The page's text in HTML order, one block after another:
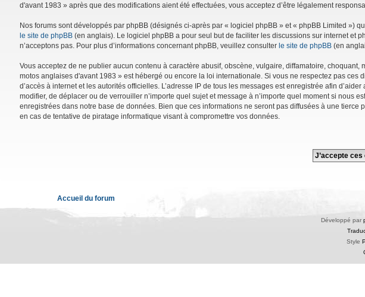
d'avant 1983 » après que des modifications aient été effectuées, vous acceptez d’être légalement
Nos forums sont développés par phpBB (désignés ci-après par « logiciel phpBB » et « phpBB Limited »)
le site de phpBB (en anglais). Le logiciel phpBB a pour seul but de faciliter les discussions sur internet et
n’acceptons pas. Pour plus d’informations concernant phpBB, veuillez consulter le site de phpBB (en
Vous acceptez de ne publier aucun contenu à caractère abusif, obscène, vulgaire, diffamatoire,
motos anglaises d'avant 1983 » est hébergé ou encore la loi internationale. Si vous ne respectez pas
d’accès à internet et les autorités officielles. L’adresse IP de tous les messages est enregistrée afin
modifier, de déplacer ou de verrouiller n’importe quel sujet et message à n’importe quel moment si nous
enregistrées dans notre base de données. Bien que ces informations ne seront pas diffusées à une
en cas de tentative de piratage informatique visant à compromettre vos données.
Accueil du forum
Développé par
Style